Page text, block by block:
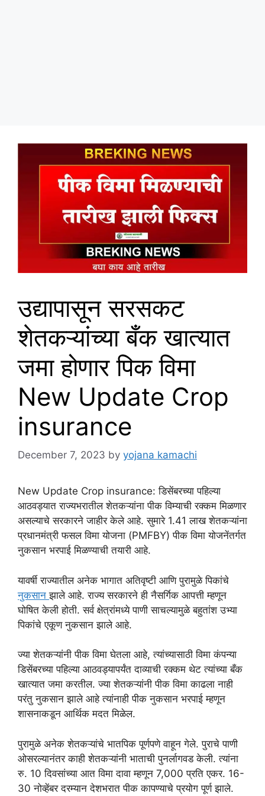
उद्यापासून सरसकट
शेतकऱ्यांच्या बँक खात्यात
जमा होणार पिक विमा
New Update Crop
insurance
December 7, 2023 by yojana kamachi
New Update Crop insurance: डिसेंबरच्या पहिल्या
आठवड्यात राज्यभरातील शेतकऱ्यांना पीक विम्याची रक्कम मिळणार
असल्याचे सरकारने जाहीर केले आहे. सुमारे 1.41 लाख शेतकऱ्यांना
प्रधानमंत्री फसल विमा योजना (PMFBY) पीक विमा योजनेंतर्गत
नुकसान भरपाई मिळण्याची तयारी आहे.
यावर्षी राज्यातील अनेक भागात अतिवृष्टी आणि पुरामुळे पिकांचे
नुकसानझाले आहे. राज्य सरकारने ही नैसर्गिक आपत्ती म्हणून
घोषित केली होती. सर्व क्षेत्रांमध्ये पाणी साचल्यामुळे बहुतांश उभ्या
पिकांचे एकूण नुकसान झाले आहे.
ज्या शेतकऱ्यांनी पीक विमा घेतला आहे, त्यांच्यासाठी विमा कंपन्या
डिसेंबरच्या पहिल्या आठवड्यापर्यंत दाव्याची रक्कम थेट त्यांच्या बँक
खात्यात जमा करतील. ज्या शेतकऱ्यांनी पीक विमा काढला नाही
परंतु नुकसान झाले आहे त्यांनाही पीक नुकसान भरपाई म्हणून
शासनाकडून आर्थिक मदत मिळेल.
पुरामुळे अनेक शेतकऱ्यांचे भातपिक पूर्णपणे वाहून गेले. पुराचे पाणी
ओसरल्यानंतर काही शेतकऱ्यांनी भाताची पुनर्लागवड केली. त्यांना
रु. 10 दिवसांच्या आत विमा दावा म्हणून 7,000 प्रति एकर. 16-
30 नोव्हेंबर दरम्यान देशभरात पीक कापण्याचे प्रयोग पूर्ण झाले.